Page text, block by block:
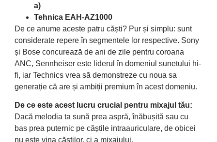
a)
Tehnica EAH-AZ1000
De ce anume aceste patru căști? Pur și simplu: sunt
considerate repere în segmentele lor respective. Sony
și Bose concurează de ani de zile pentru coroana
ANC, Sennheiser este liderul în domeniul sunetului hi-
fi, iar Technics vrea să demonstreze cu noua sa
generație că are și ambiții premium în acest domeniu.
De ce este acest lucru crucial pentru mixajul tău:
Dacă melodia ta sună prea aspră, înăbușită sau cu
bas prea puternic pe căștile intraauriculare, de obicei
nu este vina căștilor, ci a mixajului.